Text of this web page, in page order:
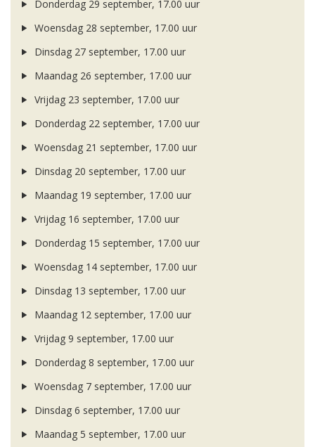
Donderdag 29 september, 17.00 uur
Woensdag 28 september, 17.00 uur
Dinsdag 27 september, 17.00 uur
Maandag 26 september, 17.00 uur
Vrijdag 23 september, 17.00 uur
Donderdag 22 september, 17.00 uur
Woensdag 21 september, 17.00 uur
Dinsdag 20 september, 17.00 uur
Maandag 19 september, 17.00 uur
Vrijdag 16 september, 17.00 uur
Donderdag 15 september, 17.00 uur
Woensdag 14 september, 17.00 uur
Dinsdag 13 september, 17.00 uur
Maandag 12 september, 17.00 uur
Vrijdag 9 september, 17.00 uur
Donderdag 8 september, 17.00 uur
Woensdag 7 september, 17.00 uur
Dinsdag 6 september, 17.00 uur
Maandag 5 september, 17.00 uur